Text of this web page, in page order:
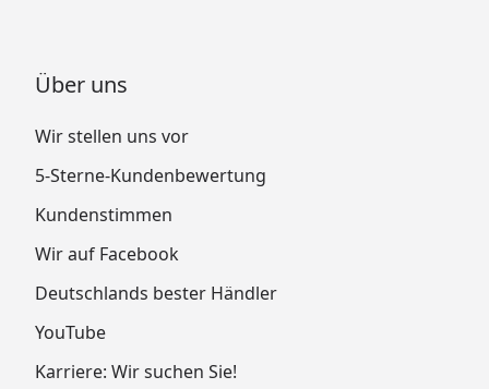
Über uns
Wir stellen uns vor
5-Sterne-Kundenbewertung
Kundenstimmen
Wir auf Facebook
Deutschlands bester Händler
YouTube
Karriere: Wir suchen Sie!